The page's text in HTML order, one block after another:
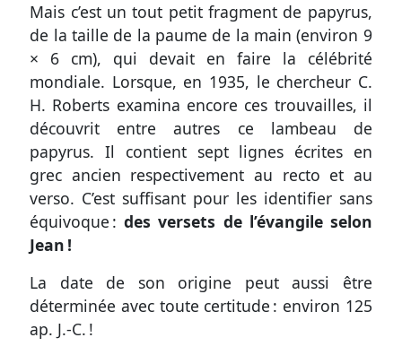
Mais c’est un tout petit fragment de papyrus,
de la taille de la paume de la main (environ 9
× 6 cm), qui devait en faire la célébrité
mondiale. Lorsque, en 1935, le chercheur C.
H. Roberts examina encore ces trouvailles, il
découvrit entre autres ce lambeau de
papyrus. Il contient sept lignes écrites en
grec ancien respectivement au recto et au
verso. C’est suffisant pour les identifier sans
équivoque :des versets de l’évangile selon
Jean !
La date de son origine peut aussi être
déterminée avec toute certitude : environ 125
ap. J.-C. !